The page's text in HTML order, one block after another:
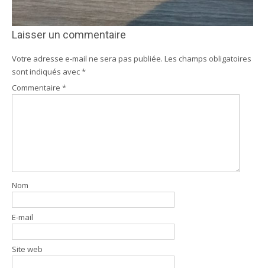
Laisser un commentaire
Votre adresse e-mail ne sera pas publiée. Les champs obligatoires
sont indiqués avec*
Commentaire *
Nom
E-mail
Site web